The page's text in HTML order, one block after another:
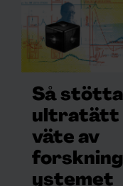
Så
ultratätt
väte av
ystemet